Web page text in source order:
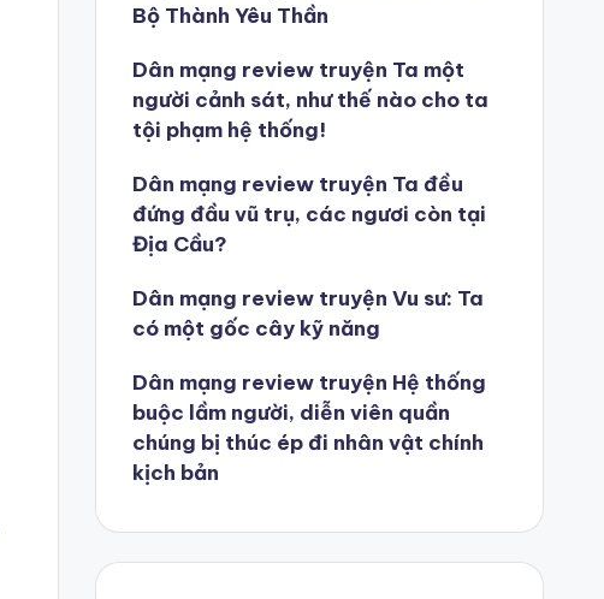
Bộ Thành Yêu Thần
Dân mạng review truyện Ta một
người cảnh sát, như thế nào cho ta
tội phạm hệ thống!
Dân mạng review truyện Ta đều
đứng đầu vũ trụ, các ngươi còn tại
Địa Cầu?
Dân mạng review truyện Vu sư: Ta
có một gốc cây kỹ năng
Dân mạng review truyện Hệ thống
buộc lầm người, diễn viên quần
chúng bị thúc ép đi nhân vật chính
kịch bản